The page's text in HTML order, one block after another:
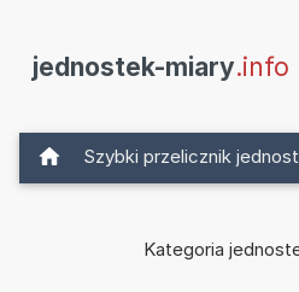
jednostek-miary.info
Szybki przelicznik
Kategoria